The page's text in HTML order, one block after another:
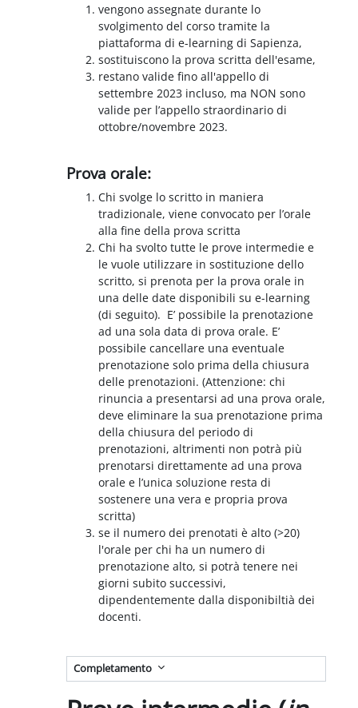
Completamento
vengono assegnate durante lo
svolgimento del corso tramite la
piattaforma di e-learning di Sapienza,
sostituiscono la prova scritta dell'esame,
restano valide fino all'appello di
settembre 2023 incluso, ma NON sono
valide per l’appello straordinario di
ottobre/novembre 2023.
Prova orale:
Chi svolge lo scritto in maniera
tradizionale, viene convocato per l’orale
alla fine della prova scritta
Chi ha svolto tutte le prove intermedie e
le vuole utilizzare in sostituzione dello
scritto, si prenota per la prova orale in
una delle date disponibili su e-learning
(di seguito). E’ possibile la prenotazione
ad una sola data di prova orale. E’
possibile cancellare una eventuale
prenotazione solo prima della chiusura
delle prenotazioni. (Attenzione: chi
rinuncia a presentarsi ad una prova orale,
deve eliminare la sua prenotazione prima
della chiusura del periodo di
prenotazioni, altrimenti non potrà più
prenotarsi direttamente ad una prova
orale e l’unica soluzione resta di
sostenere una vera e propria prova
scritta)
se il numero dei prenotati è alto (>20)
l'orale per chi ha un numero di
prenotazione alto, si potrà tenere nei
giorni subito successivi,
dipendentemente dalla disponibiltià dei
docenti.